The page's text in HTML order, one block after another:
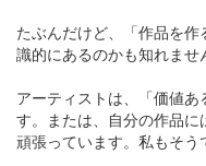
たぶんだけど、「作品を
識的にあるのかも知れませ
アーティストは、「価値
す。または、自分の作品に
頑張っています。私もそう